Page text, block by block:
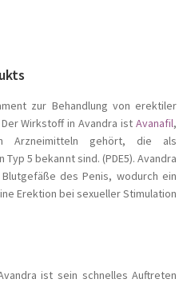
zur Behandlung von erektiler
Der Wirkstoff in Avandra istAvanafil,
Arzneimitteln gehört, die als
5 bekannt sind. (PDE5). Avandra
des Penis, wodurch ein
Erektion bei sexueller Stimulation
ist sein schnelles Auftreten